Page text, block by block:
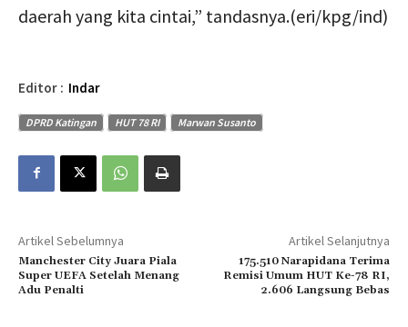
daerah yang kita cintai,” tandasnya.(eri/kpg/ind)
Editor : Indar
DPRD Katingan HUT 78 RI Marwan Susanto
Artikel Sebelumnya
Manchester City Juara Piala
Super UEFA Setelah Menang
Adu Penalti
Artikel Selanjutnya
175.510 Narapidana Terima
Remisi Umum HUT Ke-78 RI,
2.606 Langsung Bebas